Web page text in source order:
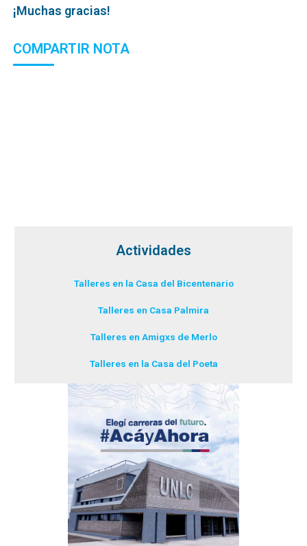
¡Muchas gracias!
COMPARTIR NOTA
Actividades
Talleres en la Casa del Bicentenario
Talleres en Casa Palmira
Talleres en Amigxs de Merlo
Talleres en la Casa del Poeta